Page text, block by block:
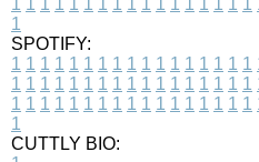
1
SPOTIFY:
1 1 1 1 1 1 1 1 1 1 1 1 1 1 1 1 1
1 1 1 1 1 1 1 1 1 1 1 1 1 1 1 1 1
1 1 1 1 1 1 1 1 1 1 1 1 1 1 1 1 1
1
CUTTLY BIO: